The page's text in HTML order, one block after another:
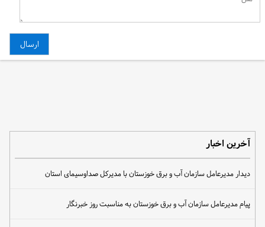
آخرین اخبار
دیدار مدیرعامل سازمان آب و برق خوزستان با مدیرکل صداوسیمای استان
پیام مدیرعامل سازمان آب و برق خوزستان به مناسبت روز خبرنگار